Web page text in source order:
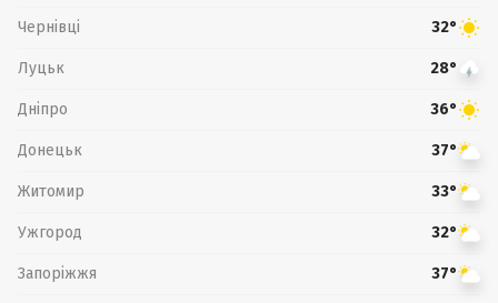
Чернівці 32°
Луцьк 28°
Дніпро 36°
Донецьк 37°
Житомир 33°
Ужгород 32°
Запоріжжя 37°